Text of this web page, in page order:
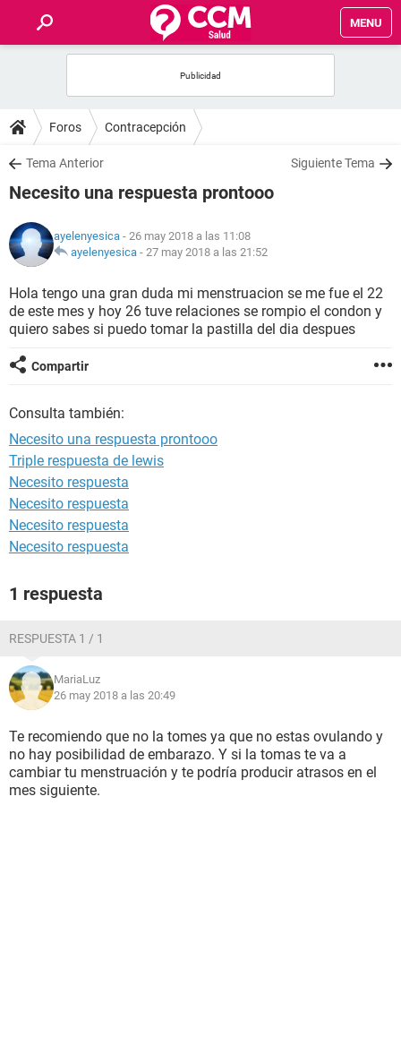
MENU
FOROS
SALUD
NUTRICIÓN
BIENESTAR
Foros Contracepción
Tema Anterior Siguiente Tema
Necesito una respuesta prontooo
ayelenyesica - 26 may 2018 a las 11:08
ayelenyesica - 27 may 2018 a las 21:52
Hola tengo una gran duda mi menstruacion se me fue el 22
de este mes y hoy 26 tuve relaciones se rompio el condon y
quiero sabes si puedo tomar la pastilla del dia despues
Compartir
Consulta también:
Necesito una respuesta prontooo
Triple respuesta de lewis
Necesito respuesta
Necesito respuesta
Necesito respuesta
Necesito respuesta
1 respuesta
RESPUESTA 1 / 1
MariaLuz
26 may 2018 a las 20:49
Te recomiendo que no la tomes ya que no estas ovulando y
no hay posibilidad de embarazo. Y si la tomas te va a
cambiar tu menstruación y te podría producir atrasos en el
mes siguiente.